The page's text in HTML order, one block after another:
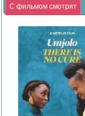
С фильмом смотрят